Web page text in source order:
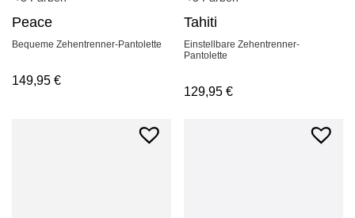
Peace
Bequeme Zehentrenner-Pantolette
149,95 €
Tahiti
Einstellbare Zehentrenner-
Pantolette
129,95€